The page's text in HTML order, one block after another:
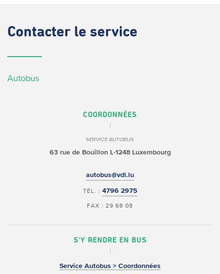
Contacter le service
Autobus
COORDONNÉES
SERVICE AUTOBUS
63 rue de BouillonL-1248 Luxembourg
autobus@vdl.lu
TÉL. : 4796 2975
FAX : 29 68 08
S'Y RENDRE EN BUS
Service Autobus > Coordonnées